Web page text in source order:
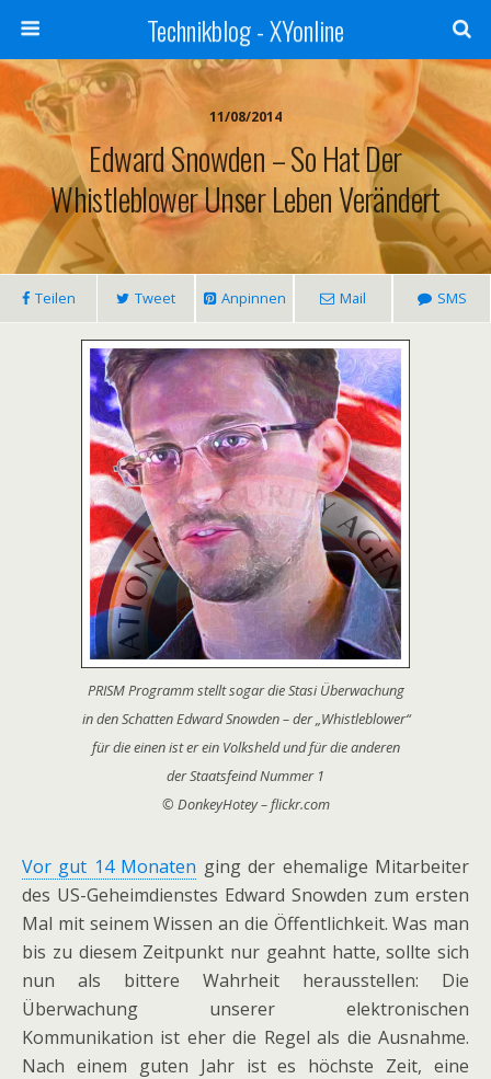
Technikblog - XYonline
11/08/2014
Edward Snowden – So Hat Der
Whistleblower Unser Leben Verändert
Teilen Tweet Anpinnen Mail SMS
PRISM Programm stellt sogar die Stasi Überwachung
in den Schatten Edward Snowden – der „Whistleblower“
für die einen ist er ein Volksheld und für die anderen
der Staatsfeind Nummer 1
© DonkeyHotey – flickr.com
Vor gut 14 Monaten ging der ehemalige Mitarbeiter
des US-Geheimdienstes Edward Snowden zum ersten
Mal mit seinem Wissen an die Öffentlichkeit. Was man
bis zu diesem Zeitpunkt nur geahnt hatte, sollte sich
nun als bittere Wahrheit herausstellen: Die
Überwachung unserer elektronischen
Kommunikation ist eher die Regel als die Ausnahme.
Nach einem guten Jahr ist es höchste Zeit, eine